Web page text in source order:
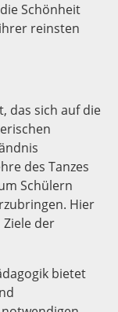
Schönheit
reinsten
das sich auf die
des Tanzes
Schülern
Hier
der
bietet